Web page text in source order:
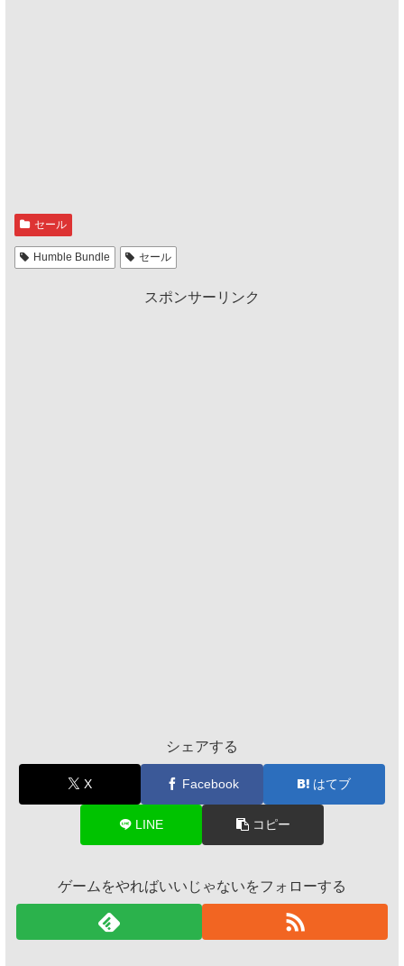
セール
Humble Bundle セール
スポンサーリンク
シェアする
X Facebook はてブ
LINE コピー
ゲームをやればいいじゃないをフォローする